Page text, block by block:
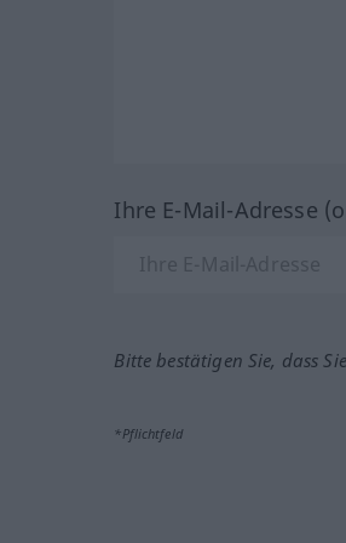
Ihre E-Mail-Adresse
Bitte bestätigen Sie, dass
*Pflichtfeld